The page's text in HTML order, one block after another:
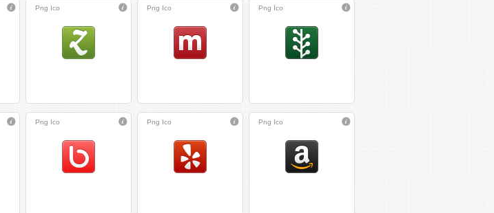
Png Ico Png Ico Png Ico
Png Ico Png Ico Png Ico